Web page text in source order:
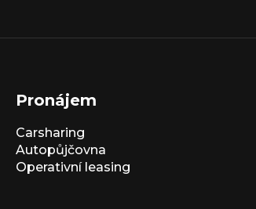
Pronájem
Carsharing
Autopůjčovna
Operativní leasing